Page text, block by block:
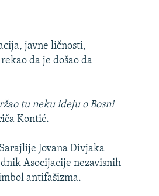
javne ličnosti,
da je došao da
tu neku ideju o Bosni
Kontić.
Jovana Divjaka
Asocijacije nezavisnih
antifašizma.